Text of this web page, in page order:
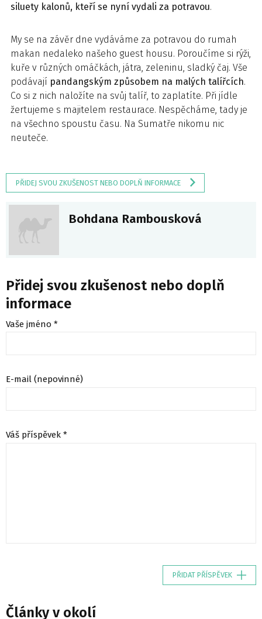
siluety kalonů, kteří se nyní vydali za potravou.
My se na závěr dne vydáváme za potravou do rumah
makan nedaleko našeho guest housu. Poroučíme si rýži,
kuře v různých omáčkách, játra, zeleninu, sladký čaj. Vše
podávají pandangským způsobem na malých talířcích.
Co si z nich naložíte na svůj talíř, to zaplatíte. Při jídle
žertujeme s majitelem restaurace. Nespěcháme, tady je
na všechno spoustu času. Na Sumatře nikomu nic
neuteče.
PŘIDEJ SVOU ZKUŠENOST NEBO DOPLŇ INFORMACE
Bohdana Rambousková
Přidej svou zkušenost nebo doplň
informace
Vaše jméno *
E-mail (nepovinné)
Váš příspěvek *
PŘIDAT PŘÍSPĚVEK
Články v okolí